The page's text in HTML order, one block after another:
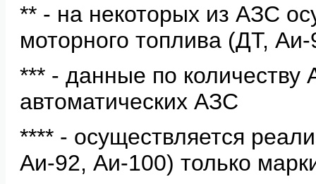
** - на некоторых из АЗС
моторного топлива (ДТ,
*** - данные по количеству
автоматических АЗС
**** - осуществляется
Аи-92, Аи-100) только